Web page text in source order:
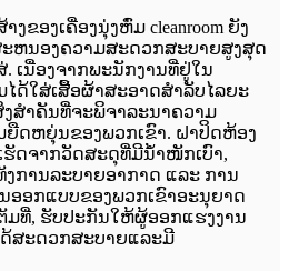
ຂອງ​ເຄື່ອງ​ນຸ່ງ​ຫົ່ມ cleanroom ຍັງ​
ຫນອງ​ຄວາມ​ສະ​ດວກ​ສະ​ບາຍ​ສູງ​ສຸດ​
ເນື່ອງຈາກພະນັກງານທີ່ຢູ່ໃນ
ດ້ໃສ່ເສື້ອຜ້າສະອາດສໍາລັບໄລຍະ
ງສໍາຄັນທີ່ຈະພິຈາລະນາຄວາມ
ດຫຍຸ່ນຂອງພວກເຂົາ. ຝາປິດຫ້ອງ
ດຈາກວັດສະດຸທີ່ມີນ້ຳໜັກເບົາ,
ງການລະບາຍອາກາດ ແລະ ການ
ອອກແບບຂອງພວກເຂົາອະນຸຍາດ
ມທີ່, ຮັບປະກັນໃຫ້ຜູ້ອອກແຮງງານ
ສະດວກສະບາຍແລະມີ